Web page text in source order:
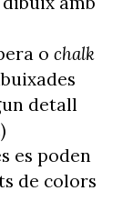
o chalk
detall
es poden
de colors